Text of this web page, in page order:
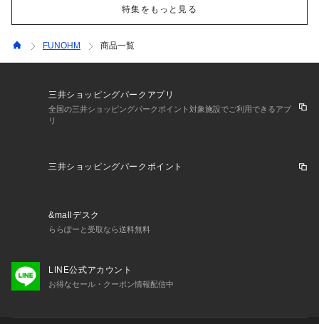
特集をもっと見る
FUNOHM 商品一覧
三井ショッピングパークアプリ
全国の三井ショッピングパークポイント対象施設でご利用できるアプ
リ
三井ショッピングパークポイント
&mallデスク
ららぽーと受取なら送料無料
LINE公式アカウント
お得なセール・クーポン情報配信中